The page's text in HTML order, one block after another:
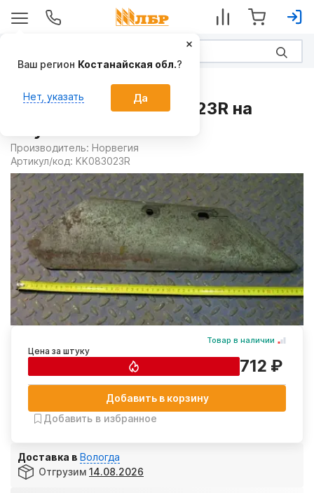
Лемех левый KK083023R на
Производитель: Норвегия
Артикул/код: KK083023R
Товар в наличии
Цена за штуку
712 ₽
Добавить в корзину
Добавить в избранное
Доставка в Вологда
Отгрузим 14.08.2026
Ваш регион Костанайская обл.?
Нет, указать Да